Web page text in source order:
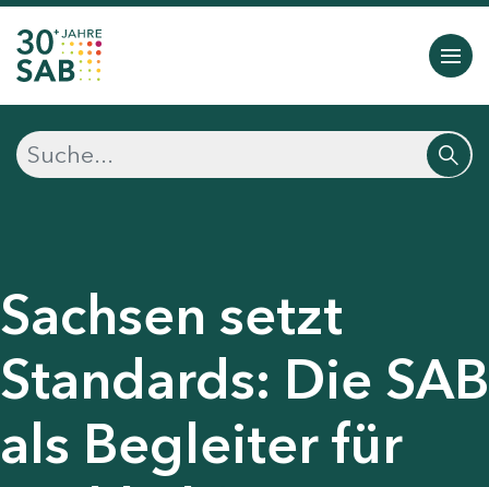
Sachsen setzt
Standards: Die SAB
als Begleiter für